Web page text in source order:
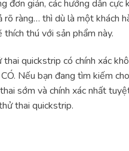
đơn giản, các hướng dẫn cực
rõ ràng… thì dù là một khách
thích thú với sản phẩm này.
thai quickstrip có chính xác
Nếu bạn đang tìm kiếm
sớm và chính xác nhất
thai quickstrip.